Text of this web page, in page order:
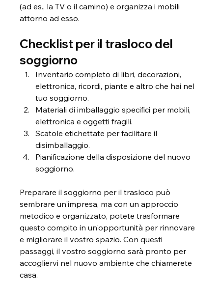
(ad es., la TV o il camino) e organizza i mobili
attorno ad esso.
Checklist per il trasloco del
soggiorno
Inventario completo di libri, decorazioni,
elettronica, ricordi, piante e altro che hai nel
tuo soggiorno.
Materiali di imballaggio specifici per mobili,
elettronica e oggetti fragili.
Scatole etichettate per facilitare il
disimballaggio.
Pianificazione della disposizione del nuovo
soggiorno.
Preparare il soggiorno per il trasloco può
sembrare un'impresa, ma con un approccio
metodico e organizzato, potete trasformare
questo compito in un'opportunità per rinnovare
e migliorare il vostro spazio. Con questi
passaggi, il vostro soggiorno sarà pronto per
accogliervi nel nuovo ambiente che chiamerete
casa.